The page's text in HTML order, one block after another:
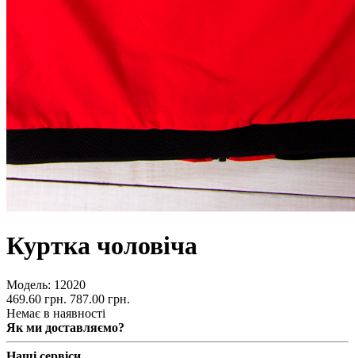
Куртка чоловіча
Модель: 12020
469.60 грн. 787.00 грн.
Немає в наявності
Як ми доставляємо?